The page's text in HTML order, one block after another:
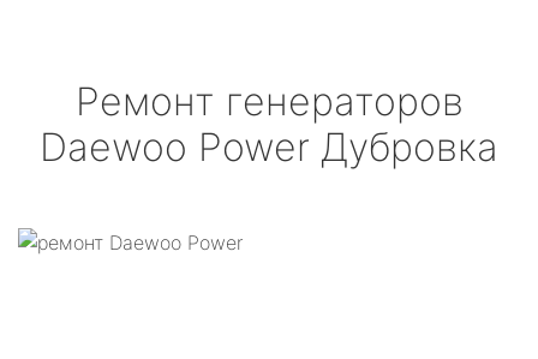
Ремонт генераторов
Daewoo Power Дубровка